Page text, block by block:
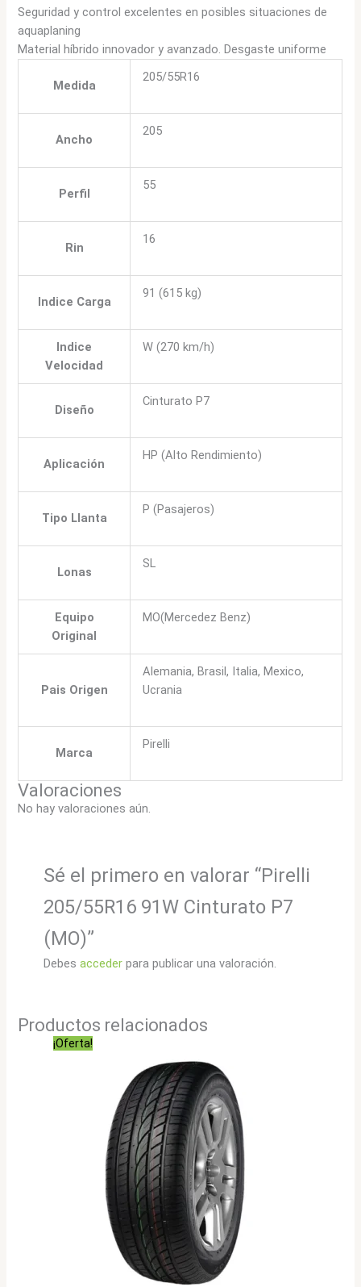
Seguridad y control excelentes en posibles situaciones de
aquaplaning
Material híbrido innovador y avanzado. Desgaste uniforme
Medida
205/55R16
Ancho
205
Perfil
55
Rin
16
Indice Carga
91 (615 kg)
Indice
Velocidad
W (270 km/h)
Diseño
Cinturato P7
Aplicación
HP (Alto Rendimiento)
Tipo Llanta
P (Pasajeros)
Lonas
SL
Equipo
Original
MO(Mercedez Benz)
Pais Origen
Alemania, Brasil, Italia, Mexico,
Ucrania
Marca
Pirelli
Valoraciones
No hay valoraciones aún.
Sé el primero en valorar “Pirelli
205/55R16 91W Cinturato P7
(MO)”
Debes accederpara publicar una valoración.
Productos relacionados
¡Oferta!